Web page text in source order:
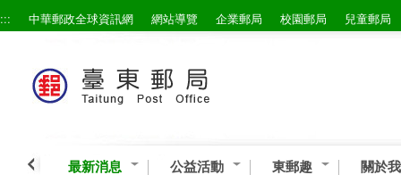
跳到主要內容區塊
::: 中華郵政全球資訊網 網站導覽 企業郵局 校園郵局 兒童郵局
最新消息 公益活動 東郵趣 關於